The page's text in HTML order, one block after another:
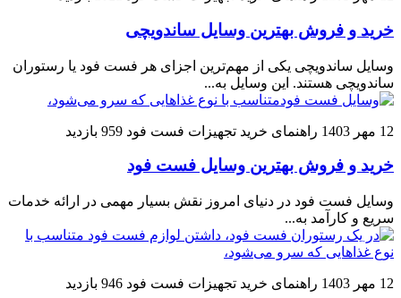
خرید و فروش بهترین وسایل ساندویچی
وسایل ساندویچی یکی از مهم‌ترین اجزای هر فست فود یا رستوران
ساندویچی هستند. این وسایل به...
12 مهر 1403 راهنمای خرید تجهیزات فست فود 959 بازدید
خرید و فروش بهترین وسایل فست فود
وسایل فست فود در دنیای امروز نقش بسیار مهمی در ارائه خدمات
سریع و کارآمد به...
12 مهر 1403 راهنمای خرید تجهیزات فست فود 946 بازدید